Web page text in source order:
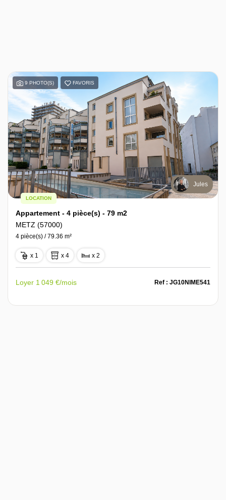
9 PHOTO(S) FAVORIS
Jules
LOCATION
Appartement - 4 pièce(s) - 79 m2
METZ (57000)
4 pièce(s) / 79.36 m²
x 1 x 4 x 2
Loyer 1 049 €/mois Ref : JG10NIME541